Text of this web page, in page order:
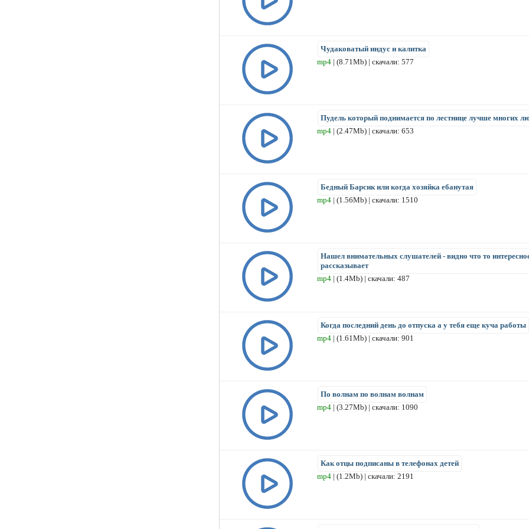
Чудаковатый индус и калитка
mp4 | (8.71Mb) | скачали: 577
Пудель который поднимается по лестнице лучше многих
mp4 | (2.47Mb) | скачали: 653
Бедный Барсик или когда хозяйка ебанутая
mp4 | (1.56Mb) | скачали: 1510
Нашел внимательных слушателей - видно что то
рассказывает
mp4 | (1.4Mb) | скачали: 487
Когда последний день до отпуска а у тебя еще куча работы
mp4 | (1.61Mb) | скачали: 901
По волнам по волнам волнам
mp4 | (3.27Mb) | скачали: 1090
Как отцы подписаны в телефонах детей
mp4 | (1.2Mb) | скачали: 2191